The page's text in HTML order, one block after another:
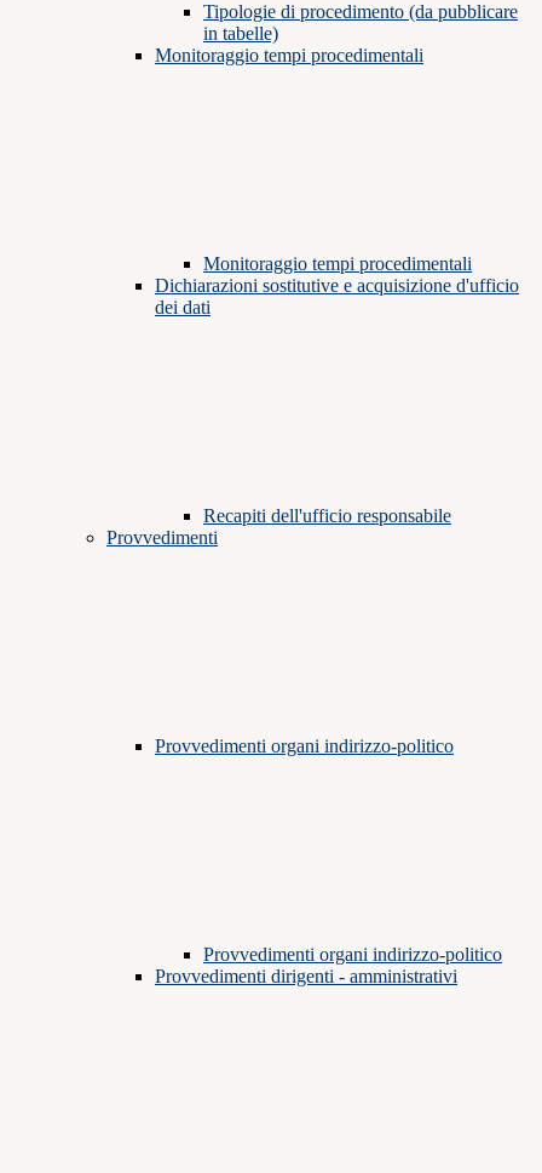
Tipologie di procedimento (da pubblicare
in tabelle)
Monitoraggio tempi procedimentali
Monitoraggio tempi procedimentali
Dichiarazioni sostitutive e acquisizione d'ufficio
dei dati
Recapiti dell'ufficio responsabile
Provvedimenti
Provvedimenti organi indirizzo-politico
Provvedimenti organi indirizzo-politico
Provvedimenti dirigenti - amministrativi